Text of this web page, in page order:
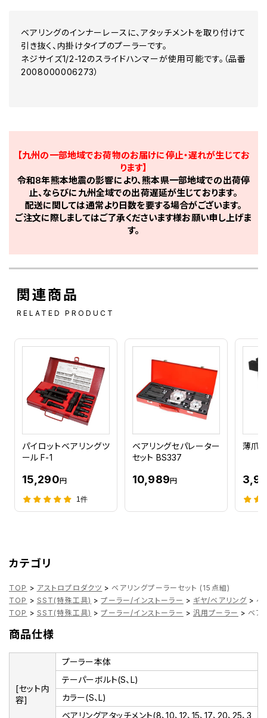
ベアリングのインナーレースに、アタッチメントを取り付けて
引き抜く、内掛けタイプのプーラーです。
ネジサイズ1/2-12のスライドハンマーが使用可能です。（品番
2008000006273）
【九州の一部地域でお荷物のお届けに停止・遅れが生じてお
ります】
令和8年熊本地震の影響により、熊本県一部地域での出荷停
止、ならびに九州全域での出荷遅延が生じております。
配送に関しては通常より日数を要する場合がございます。
ご注文に際しましてはご了承くださいます様お願い申し上げま
す。
関連商品
RELATED PRODUCT
パイロットベアリングツ
ール F-1
15,290円
1件
ベアリングセパレーター
セット BS337
10,989円
薄爪
カテゴリ
TOP > アストロプロダクツ > ベアリングプーラーセット (15点組)
TOP > SST(特殊工具) > プーラー/インストーラー > ギヤ/ベアリング > ベ
TOP > SST(特殊工具) > プーラー/インストーラー > 汎用プーラー > ベア
商品仕様
[セット内
容]
プーラー本体
テーパーボルト(S、L)
カラー(S、L)
ベアリングアタッチメント(8、10、12、15、17、20、25、3